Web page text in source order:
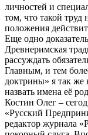
личностей и
том, что такой труд
положения
Еще одно
Древнеримская
рассуждать
Главным, и тем
доктрины» я так
назвать имена её
Костин Олег –
«Русский
редактор журнала